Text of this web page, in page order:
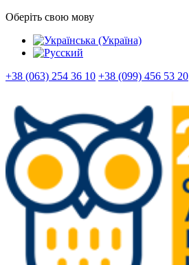
Оберіть свою мову
+38 (063) 254 36 10 +38 (099) 456 53 20